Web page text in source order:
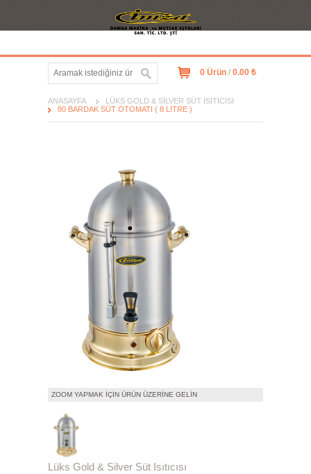
0 Ürün / 0.00 ₺
ANASAYFA
LÜKS GOLD & SILVER SÜT ISITICISI
80 BARDAK SÜT OTOMATI ( 8 LITRE )
ZOOM YAPMAK İÇIN ÜRÜN ÜZERINE GELIN
Lüks Gold & Silver Süt Isıtıcısı